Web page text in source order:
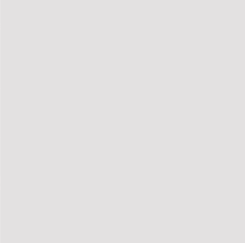
démarrage des nouvelles prestations, la
progressive de nouveaux
enjeu majeur pour les acteurs de la
traduit par des actions concrètes menées
de CO₂ du Groupe de 25 %.
plus présents